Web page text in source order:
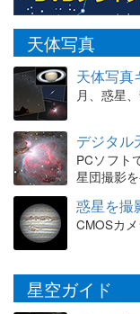
天体写真
天体写真
月、惑星
デジタル
PCソフト
星団撮影
惑星を撮
CMOSカ
星空ガイド